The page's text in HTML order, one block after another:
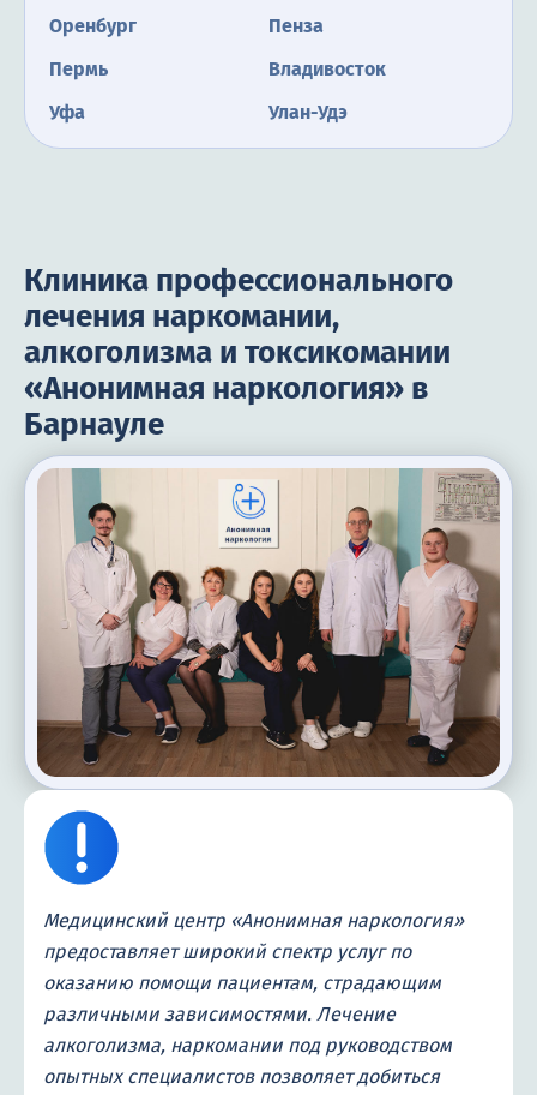
Оренбург
Пенза
Пермь
Владивосток
Уфа
Улан-Удэ
Махачкала
Казань
Ставрополь
Тверь
Томск
Тула
Тюмень
Ульяновск
Сургут
Магнитогорск
Челябинск
Чебоксары
Ярославль
Клиника профессионального
лечения наркомании,
алкоголизма и токсикомании
«Анонимная наркология» в
Барнауле
Медицинский центр «Анонимная наркология»
предоставляет широкий спектр услуг по
оказанию помощи пациентам, страдающим
различными зависимостями. Лечение
алкоголизма, наркомании под руководством
опытных специалистов позволяет добиться